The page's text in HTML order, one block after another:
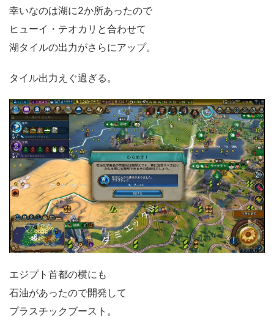
幸いなのは湖に2か所あったので
ヒューイ・テオカリと合わせて
湖タイルの出力がさらにアップ。
タイル出力えぐ過ぎる。
エジプト首都の横にも
石油があったので開発して
プラスチックブースト。